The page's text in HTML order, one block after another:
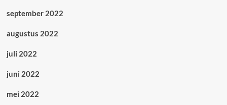
september 2022
augustus 2022
juli 2022
juni 2022
mei 2022